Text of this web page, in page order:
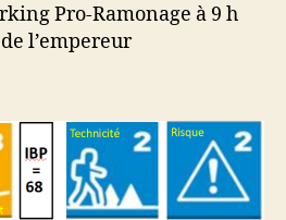
Pro-Ramonage à 9 h
l’empereur